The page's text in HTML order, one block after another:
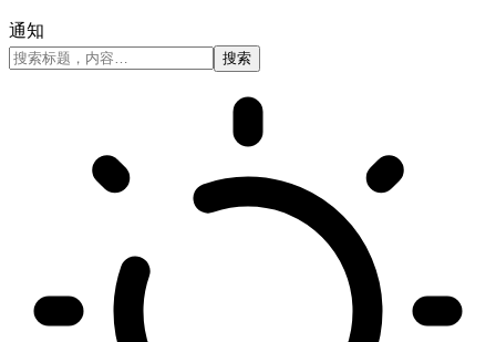
通知